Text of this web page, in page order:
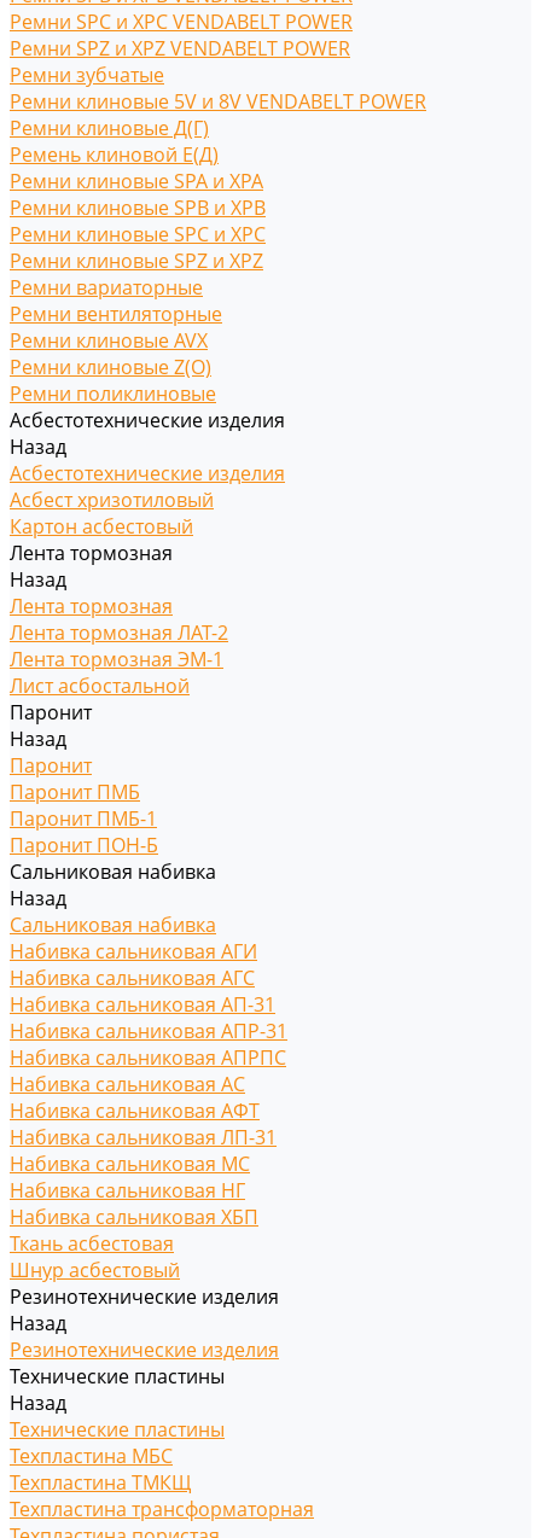
Ремни SPC и XPC VENDABELT POWER
Ремни SPZ и XPZ VENDABELT POWER
Ремни зубчатые
Ремни клиновые 5V и 8V VENDABELT POWER
Ремни клиновые Д(Г)
Ремень клиновой Е(Д)
Ремни клиновые SPA и XPA
Ремни клиновые SPB и XPB
Ремни клиновые SPC и XPC
Ремни клиновые SPZ и XPZ
Ремни вариаторные
Ремни вентиляторные
Ремни клиновые AVX
Ремни клиновые Z(O)
Ремни поликлиновые
Асбестотехнические изделия
Назад
Асбестотехнические изделия
Асбест хризотиловый
Картон асбестовый
Лента тормозная
Назад
Лента тормозная
Лента тормозная ЛАТ-2
Лента тормозная ЭМ-1
Лист асбостальной
Паронит
Назад
Паронит
Паронит ПМБ
Паронит ПМБ-1
Паронит ПОН-Б
Сальниковая набивка
Назад
Сальниковая набивка
Набивка сальниковая АГИ
Набивка сальниковая АГС
Набивка сальниковая АП-31
Набивка сальниковая АПР-31
Набивка сальниковая АПРПС
Набивка сальниковая АС
Набивка сальниковая АФТ
Набивка сальниковая ЛП-31
Набивка сальниковая МС
Набивка сальниковая НГ
Набивка сальниковая ХБП
Ткань асбестовая
Шнур асбестовый
Резинотехнические изделия
Назад
Резинотехнические изделия
Технические пластины
Назад
Технические пластины
Техпластина МБС
Техпластина ТМКЩ
Техпластина трансформаторная